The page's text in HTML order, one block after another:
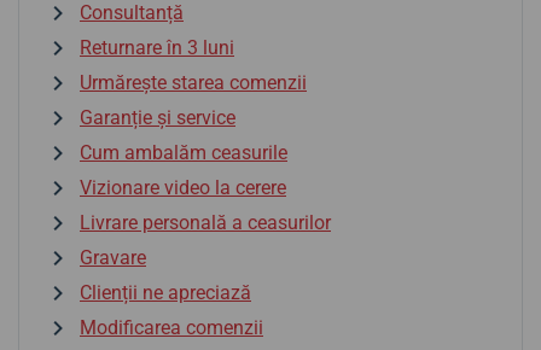
Consultanță
Returnare în 3 luni
Urmărește starea comenzii
Garanție și service
Cum ambalăm ceasurile
Vizionare video la cerere
Livrare personală a ceasurilor
Gravare
Clienții ne apreciază
Modificarea comenzii